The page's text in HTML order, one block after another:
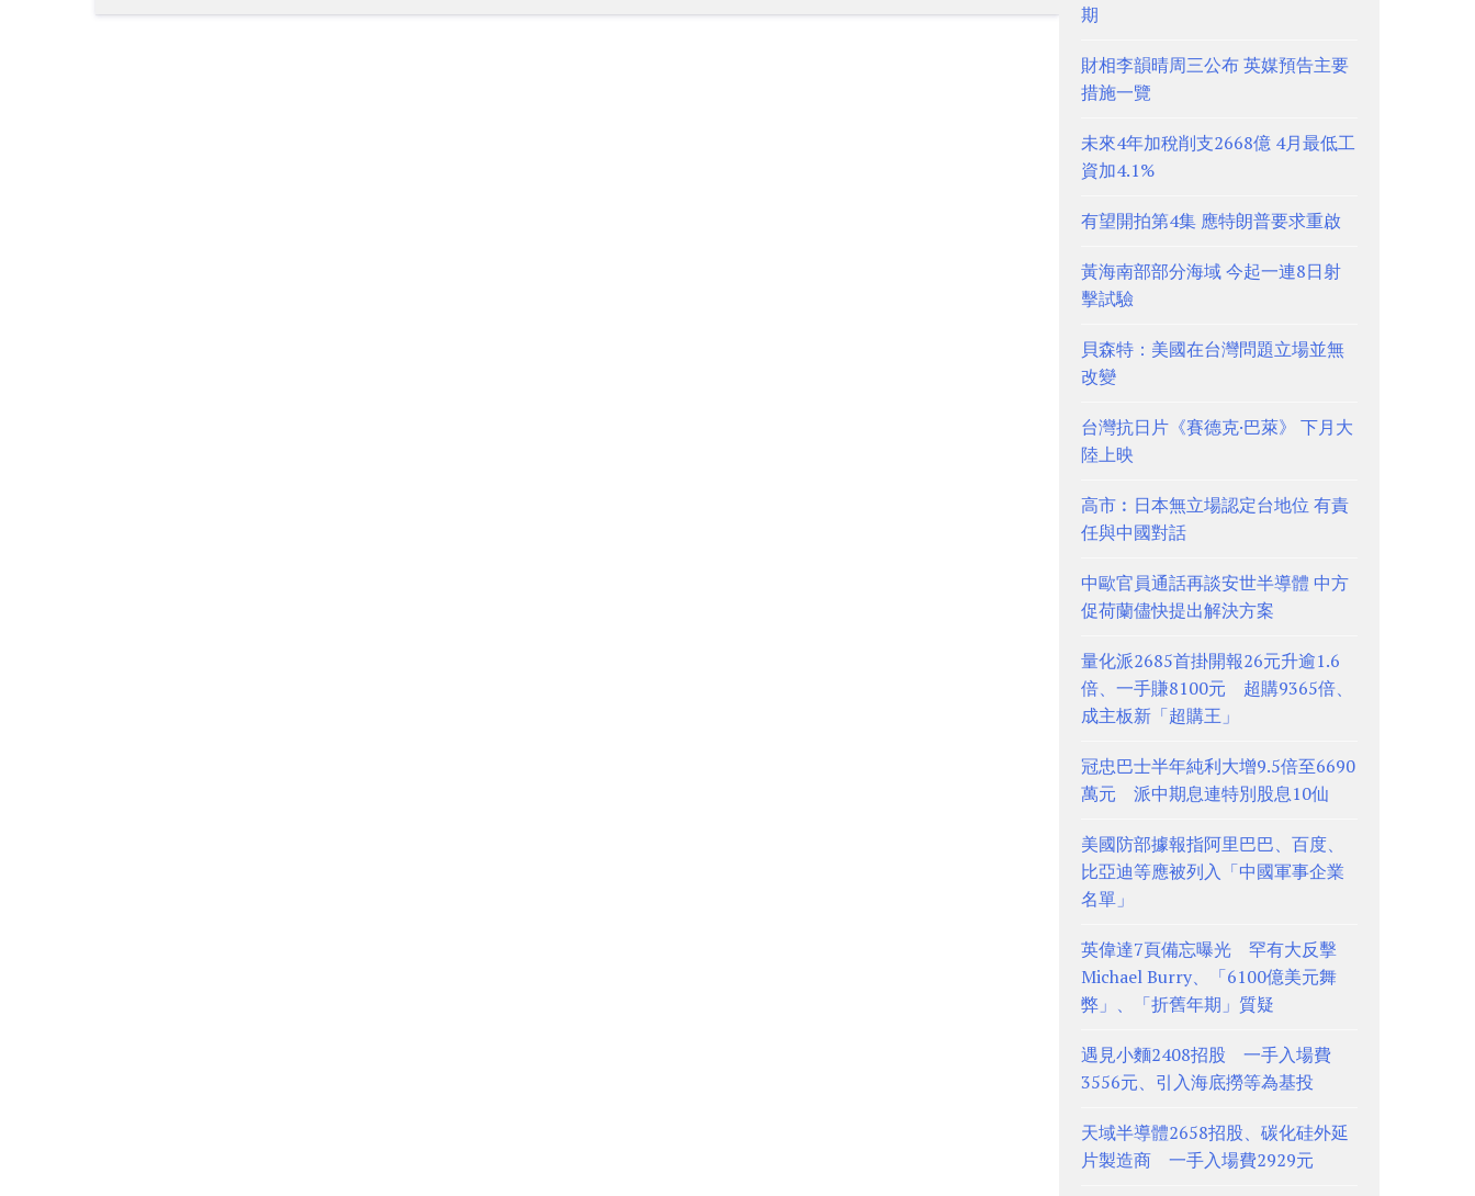
navigation
期
財相李韻晴周三公布 英媒預告主要
措施一覽
未來4年加稅削支2668億 4月最低工
資加4.1%
有望開拍第4集 應特朗普要求重啟
黃海南部部分海域 今起一連8日射
擊試驗
貝森特：美國在台灣問題立場並無
改變
台灣抗日片《賽德克·巴萊》 下月大
陸上映
高市︰日本無立場認定台地位 有責
任與中國對話
中歐官員通話再談安世半導體 中方
促荷蘭儘快提出解決方案
量化派2685首掛開報26元升逾1.6
倍、一手賺8100元 超購9365倍、
成主板新「超購王」
冠忠巴士半年純利大增9.5倍至6690
萬元 派中期息連特別股息10仙
美國防部據報指阿里巴巴、百度、
比亞迪等應被列入「中國軍事企業
名單」
英偉達7頁備忘曝光 罕有大反擊
Michael Burry、「6100億美元舞
弊」、「折舊年期」質疑
遇見小麵2408招股 一手入場費
3556元、引入海底撈等為基投
天域半導體2658招股、碳化硅外延
片製造商 一手入場費2929元